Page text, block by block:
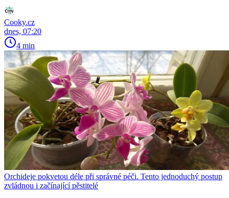
Cooky.cz
dnes, 07:20
4 min
Orchideje pokvetou déle při správné péči. Tento jednoduchý postup
zvládnou i začínající pěstitelé